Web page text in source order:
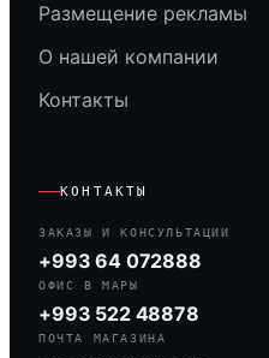
Размещение рекламы
О нашей компании
Контакты
КОНТАКТЫ
ЗАКАЗЫ И КОНСУЛЬТАЦИИ
+993 64 072888
ОФИС В МАРЫ
+993 522 48878
ПОЧТА МАГАЗИНА